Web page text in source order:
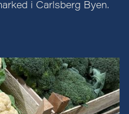
i Carlsberg Byen.